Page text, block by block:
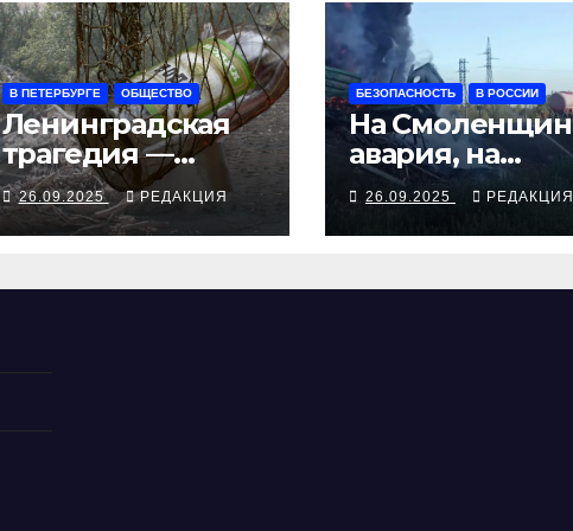
В ПЕТЕРБУРГЕ ОБЩЕСТВО
Ленинградская
трагедия —
серия смертей от
алкосуррогата
26.09.2025 РЕДАКЦИЯ
БЕЗОПАСНОСТЬ В РОССИИ
На
авария, на
Псковщине
взрыв
26.09.2025 РЕДАКЦИЯ